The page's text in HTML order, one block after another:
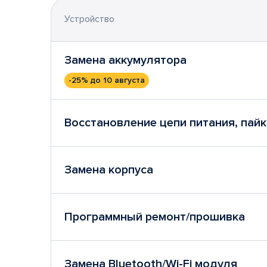
Устройство
Замена аккумулятора
-25% до 10 августа
Восстановление цепи питания,
Замена корпуса
Программный ремонт/прошивка
Замена Bluetooth/Wi-Fi модуля